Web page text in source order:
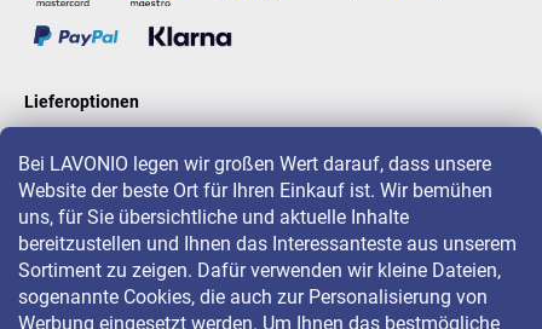
Bei LAVONIO legen wir großen Wert darauf, dass unsere
Website der beste Ort für Ihren Einkauf ist. Wir bemühen
uns, für Sie übersichtliche und aktuelle Inhalte
bereitzustellen und Ihnen das Interessanteste aus unserem
Sortiment zu zeigen. Dafür verwenden wir kleine Dateien,
sogenannte Cookies, die auch zur Personalisierung von
Werbung eingesetzt werden. Um Ihnen das bestmögliche
Lieferoptionen
LAVONIO in der Welt